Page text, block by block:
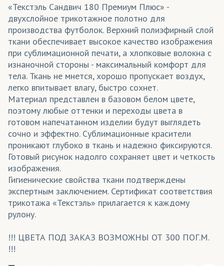
«Текстэль Сандвич 180 Премиум Плюс» -
двухслойное трикотажное полотно для
производства футболок. Верхний полиэфирный слой
ткани обеспечивает высокое качество изображения
при сублимационной печати, а хлопковые волокна с
изнаночной стороны - максимальный комфорт для
тела. Ткань не мнется, хорошо пропускает воздух,
легко впитывает влагу, быстро сохнет.
Материал представлен в базовом белом цвете,
поэтому любые оттенки и переходы цвета в
готовом напечатанном изделии будут выглядеть
сочно и эффектно. Сублимационные красители
проникают глубоко в ткань и надежно фиксируются.
Готовый рисунок надолго сохраняет цвет и четкость
изображения.
Гигиенические свойства ткани подтверждены
экспертным заключением. Сертификат соответствия
трикотажа «Текстэль» прилагается к каждому
рулону.
!!! ЦВЕТА ПОД ЗАКАЗ ВОЗМОЖНЫ ОТ 300 ПОГ.М.
!!!